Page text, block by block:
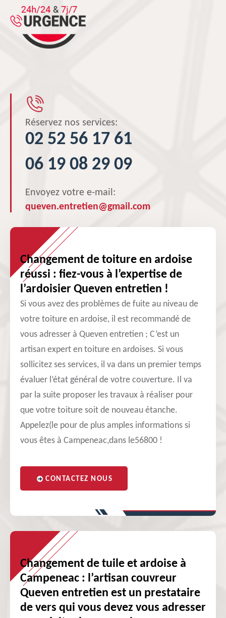
Réservez nos services:
02 52 56 17 61
06 19 08 29 09
Envoyez votre e-mail:
queven.entretien@gmail.com
Changement de toiture en ardoise
réussi : fiez-vous à l’expertise de
l’ardoisier Queven entretien !
Si vous avez des problèmes de fuite au niveau de
votre toiture en ardoise, il est recommandé de
vous adresser à Queven entretien ; C’est un
artisan expert en toiture en ardoises. Si vous
sollicitez ses services, il va dans un premier temps
évaluer l’état général de votre couverture. Il va
par la suite proposer les travaux à réaliser pour
que votre toiture soit de nouveau étanche.
Appelez(le pour de plus amples informations si
vous êtes à Campeneac,dans le56800 !
CONTACTEZ NOUS
Changement de tuile et ardoise à
Campeneac : l’artisan couvreur
Queven entretien est un prestataire
de vers qui vous devez vous adresser